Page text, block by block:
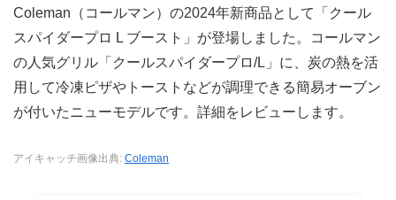
Coleman（コールマン）の2024年新商品として「クール
スパイダープロ L ブースト」が登場しました。コールマン
の人気グリル「クールスパイダープロ/L」に、炭の熱を活
用して冷凍ピザやトーストなどが調理できる簡易オーブン
が付いたニューモデルです。詳細をレビューします。
アイキャッチ画像出典: Coleman